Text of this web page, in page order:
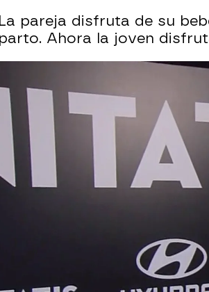
La pareja disfruta de su
parto. Ahora la joven
Alice Campello cuenta su